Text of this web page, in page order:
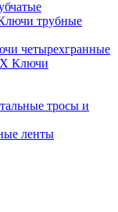
трубные
четырехгранные
Ключи
тросы и
ленты